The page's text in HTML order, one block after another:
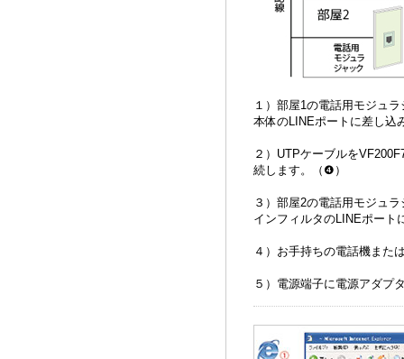
１）部屋1の電話用モジュ
本体のLINEポートに差し込
２）UTPケーブルを
続します。（❹）
３）部屋2の電話用モジュ
インフィルタのLINEポー
４）お手持ちの電話機また
５）電源端子に電源アダプ